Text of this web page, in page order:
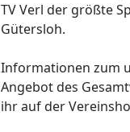
TV Verl der größte
Gütersloh.
Informationen zum
Angebot des
ihr auf der